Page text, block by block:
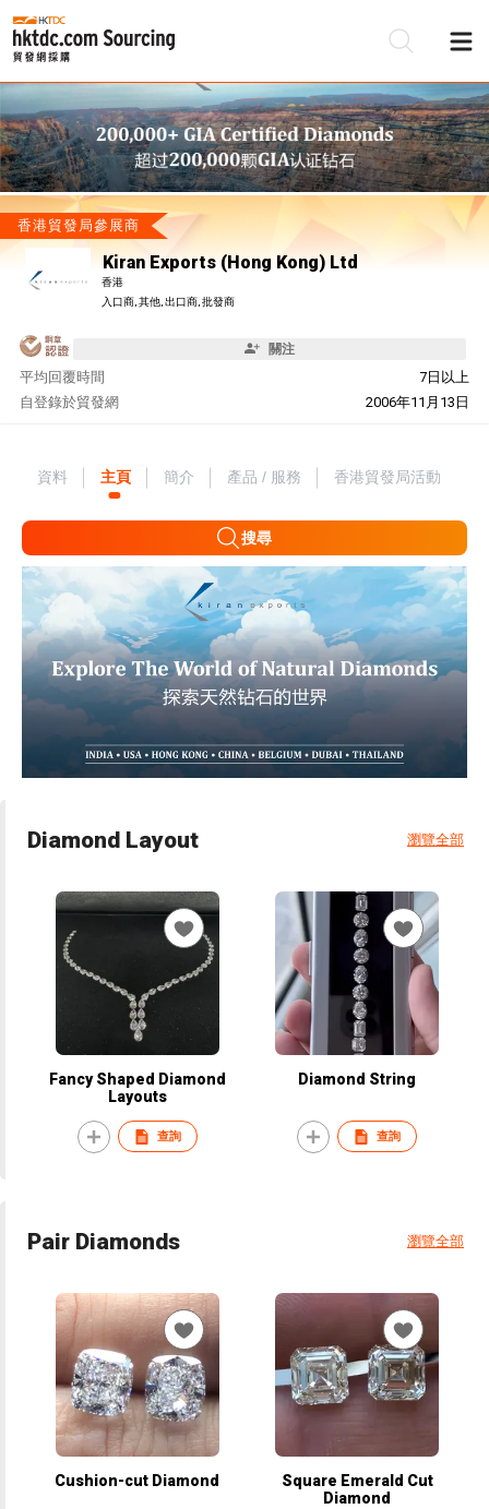
香港貿發局參展商
Kiran Exports (Hong Kong) Ltd
香港
入口商, 其他, 出口商, 批發商
關注
平均回覆時間
7日以上
自
2006年11月13日
登錄於貿發網
資料 主頁 簡介 產品 / 服務 香港貿發局活動
搜尋
Diamond Layout 瀏覽全部
Fancy Shaped Diamond
Layouts
查詢
Diamond String
查詢
Pair Diamonds 瀏覽全部
Cushion-cut Diamond
Square Emerald Cut
Diamond